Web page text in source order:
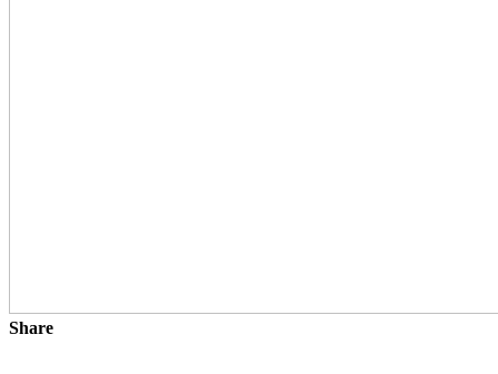
Share